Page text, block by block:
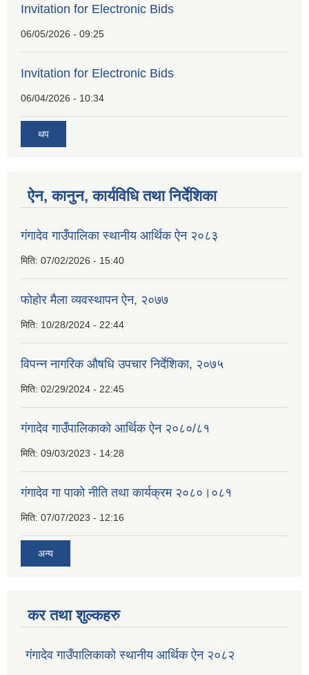
Invitation for Electronic Bids
06/05/2026 - 09:25
Invitation for Electronic Bids
06/04/2026 - 10:34
थप
ऐन, कानुन, कार्यविधि तथा निर्देशिका
गंगादेव गाउँपालिका स्थानीय आर्थिक ऐन २०८३
मिति: 07/02/2026 - 15:40
फोहोर मैला व्यवस्थापन ऐन, २०७७
मिति: 10/28/2024 - 22:44
विपन्न नागरिक औषधि उपचार निर्देशिका, २०७५
मिति: 02/29/2024 - 22:45
गंगादेव गाउँपालिकाको आर्थिक ऐन २०८०/८१
मिति: 09/03/2023 - 14:28
गंगादेव गा पाको नीति तथा कार्यक्रम २०८०।०८१
मिति: 07/07/2023 - 12:16
अन्य
कर तथा शुल्कहरु
गंगादेव गाउँपालिकाको स्थानीय आर्थिक ऐन २०८२